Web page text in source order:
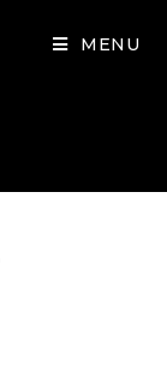
MENU